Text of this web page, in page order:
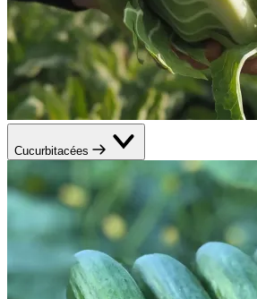
Cucurbitacées